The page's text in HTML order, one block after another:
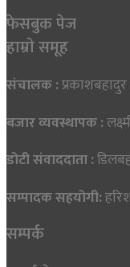
फेसबुक पेज
हाम्राे समूह
संचालक :प्रकाशबहादुर
बजार व्यवस्थापक :
डोटी संवाददाता :
सम्पादक सहयोगी:
सम्पर्क